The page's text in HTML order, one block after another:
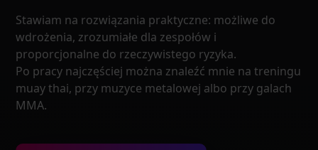
Stawiam na rozwiązania praktyczne: możliwe do
wdrożenia, zrozumiałe dla zespołów i
proporcjonalne do rzeczywistego ryzyka.
Po pracy najczęściej można znaleźć mnie na treningu
muay thai, przy muzyce metalowej albo przy galach
MMA.